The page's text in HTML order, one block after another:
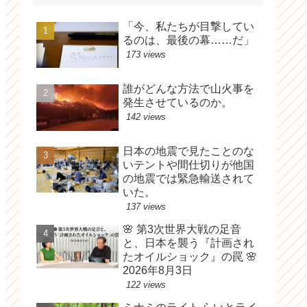
「今、私たちが目撃してい
るのは、最後の幕……だ」
173 views
誰がどんな方法で山火事を
発生させているのか。
142 views
日本の地震で見たことのな
いテントや間仕切りが他国
の地震では緊急輸送されて
いた。
137 views
🌸 第3次世界大戦の足音
と、日本を襲う『計画され
たオイルショック』の罠 🌸
2026年8月3日
122 views